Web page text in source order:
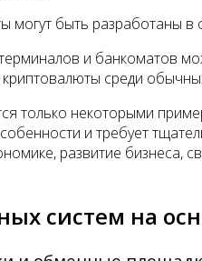
могут быть разработаны
и банкоматов
среди
только некоторыми
и требует
развитие бизнеса,
систем на